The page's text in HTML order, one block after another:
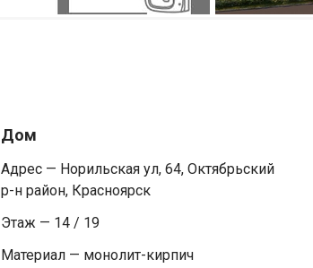
Дом
Адрес — Норильская ул, 64, Октябрьский
р-н район, Красноярск
Этаж — 14 / 19
Материал — монолит-кирпич